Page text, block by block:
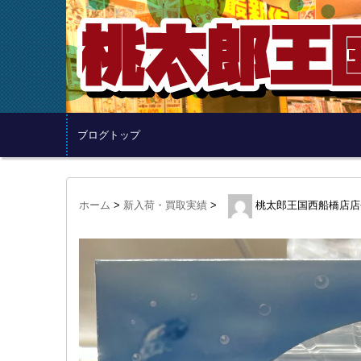
ブログトップ
ホーム > 新入荷・買取実績 > 桃太郎王国西船橋店